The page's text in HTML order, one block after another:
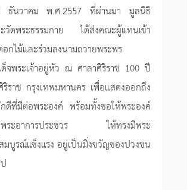
ธันวาคม พ.ศ.2557 ที่ผ่านมา มูลนิธิ
ะวัดพระธรรมกาย ได้ส่งคณะผู้แทนเข้า
กไม้และร่วมลงนามถวายพระพร
จพระเจ้าอยู่หัว ณ ศาลาศิริราช 100 ปี
ริราช กรุงเทพมหานคร เพื่อแสดงออกถึง
ดีที่มีต่อพระองค์ พร้อมทั้งขอให้พระองค์
กพระอาการประชวร ให้ทรงมีพระ
บูรณ์แข็งแรง อยู่เป็นมิ่งขวัญของปวงชน